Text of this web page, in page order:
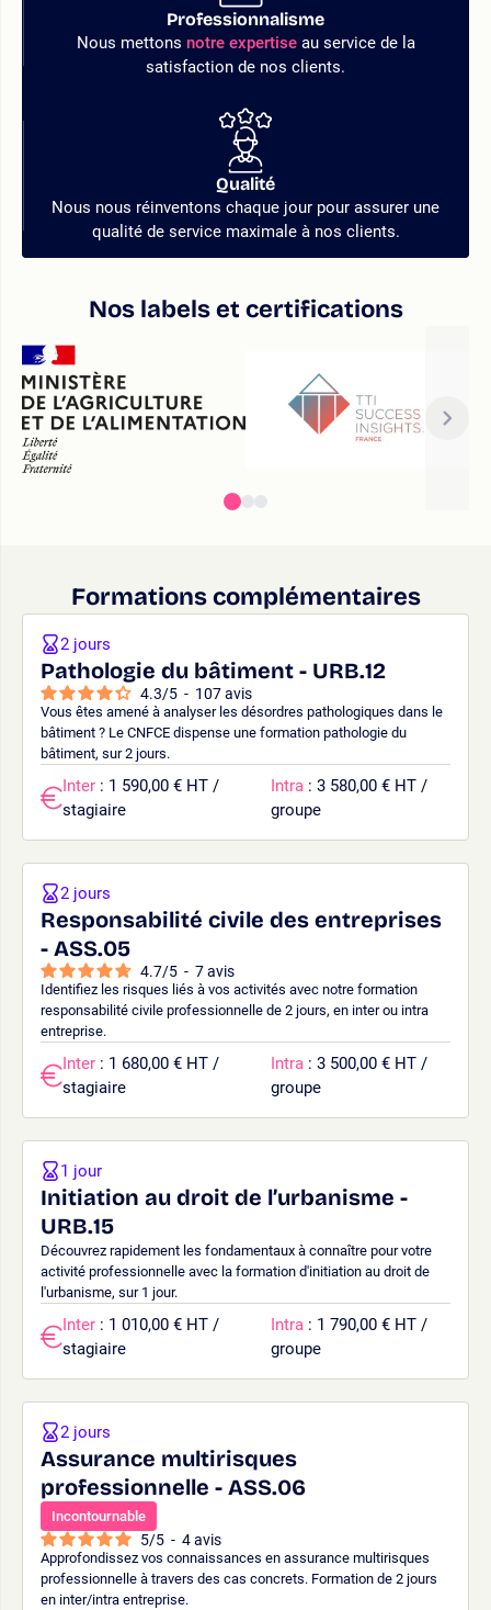
Professionnalisme
Nous mettons notre expertiseau service de la
satisfaction de nos clients.
Qualité
Nous nous réinventons chaque jour pour assurer une
qualité de service maximale à nos clients.
Nos labels et certifications
Formations complémentaires
Pathologie du bâtiment - URB.12
4.3/5 - 107avis
Vous êtes amené à analyser les désordres pathologiques dans le
bâtiment ? Le CNFCE dispense une formation pathologie du
bâtiment, sur 2 jours.
2 jours
Inter : 1 590,00 € HT /
stagiaire
Intra : 3 580,00 € HT /
groupe
Responsabilité civile des entreprises
- ASS.05
4.7/5 - 7avis
Identifiez les risques liés à vos activités avec notre formation
responsabilité civile professionnelle de 2 jours, en inter ou intra
entreprise.
2 jours
Inter : 1 680,00 € HT /
stagiaire
Intra : 3 500,00 € HT /
groupe
Initiation au droit de l’urbanisme -
URB.15
Découvrez rapidement les fondamentaux à connaître pour votre
activité professionnelle avec la formation d'initiation au droit de
l'urbanisme, sur 1 jour.
1 jour
Inter : 1 010,00 € HT /
stagiaire
Intra : 1 790,00 € HT /
groupe
Assurance multirisques
professionnelle - ASS.06
Incontournable
5/5 - 4avis
Approfondissez vos connaissances en assurance multirisques
professionnelle à travers des cas concrets. Formation de 2 jours
en inter/intra entreprise.
2 jours